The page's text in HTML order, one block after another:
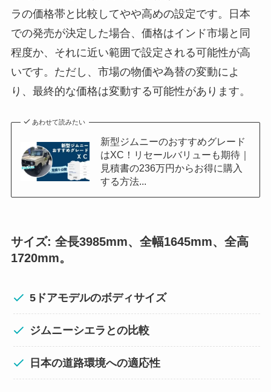
ラの価格帯と比較してやや高めの設定です。日本
での発売が決定した場合、価格はインド市場と同
程度か、それに近い範囲で設定される可能性が高
いです。ただし、市場の物価や為替の変動によ
り、最終的な価格は変動する可能性があります。
あわせて読みたい
新型ジムニーのおすすめグレード
はXC！リセールバリューも期待｜
見積書の236万円からお得に購入
する方法...
サイズ: 全長3985mm、全幅1645mm、全高
1720mm。
5ドアモデルのボディサイズ
ジムニーシエラとの比較
日本の道路環境への適応性